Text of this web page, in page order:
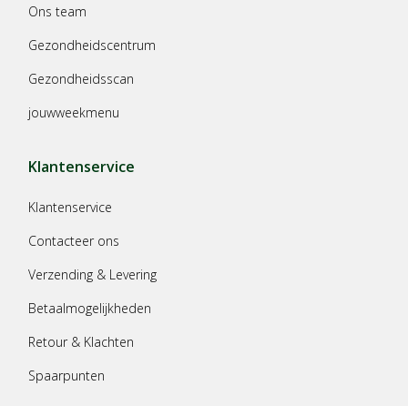
Ons team
Gezondheidscentrum
Gezondheidsscan
jouwweekmenu
Klantenservice
Klantenservice
Contacteer ons
Verzending & Levering
Betaalmogelijkheden
Retour & Klachten
Spaarpunten